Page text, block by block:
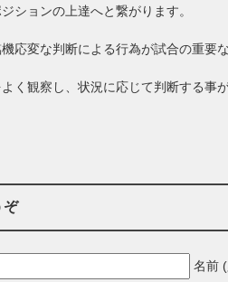
ションの上達へと繋がります。
応変な判断による行為が試合の重要
く観察し、状況に応じて判断する事が
ぞ
名前